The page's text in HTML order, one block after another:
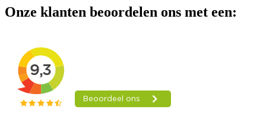
Onze klanten beoordelen ons met een: